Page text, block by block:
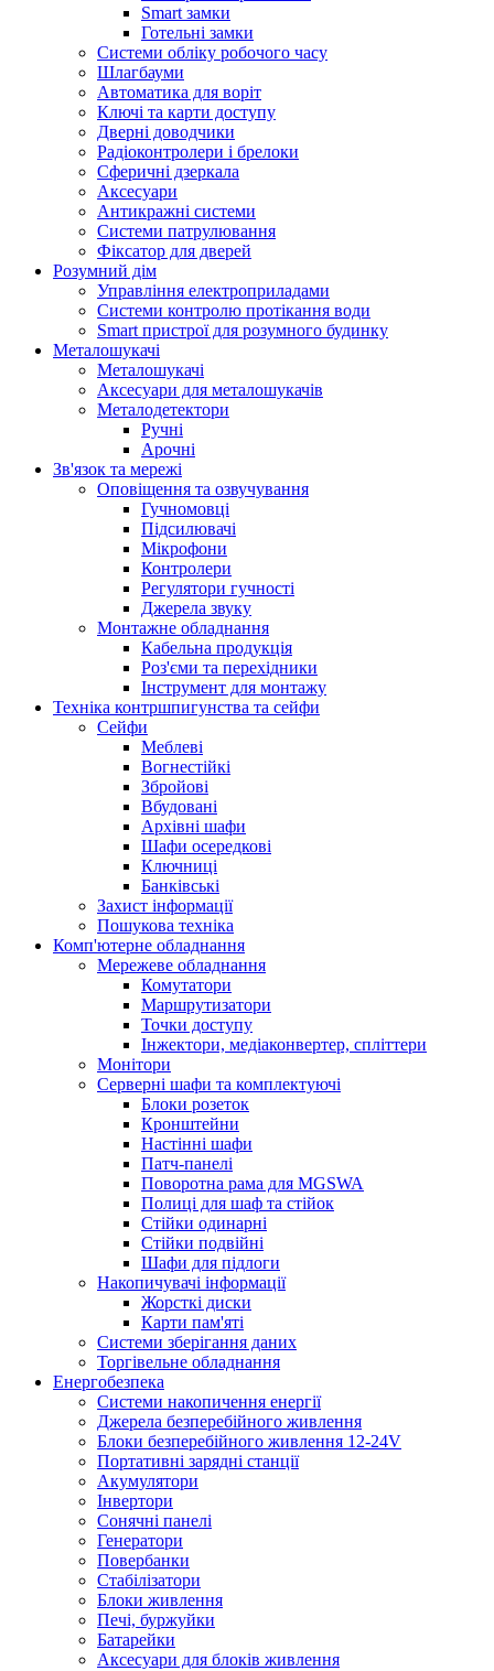
Smart замки
Готельні замки
Системи обліку робочого часу
Шлагбауми
Автоматика для воріт
Ключі та карти доступу
Дверні доводчики
Радіоконтролери і брелоки
Сферичні дзеркала
Аксесуари
Антикражні системи
Системи патрулювання
Фіксатор для дверей
Розумний дім
Управління електроприладами
Системи контролю протікання води
Smart пристрої для розумного будинку
Металошукачі
Металошукачі
Аксесуари для металошукачів
Металодетектори
Ручні
Арочні
Зв'язок та мережі
Оповіщення та озвучування
Гучномовці
Підсилювачі
Мікрофони
Контролери
Регулятори гучності
Джерела звуку
Монтажне обладнання
Кабельна продукція
Роз'єми та перехідники
Інструмент для монтажу
Техніка контршпигунства та сейфи
Сейфи
Меблеві
Вогнестійкі
Збройові
Вбудовані
Архівні шафи
Шафи осередкові
Ключниці
Банківські
Захист інформації
Пошукова техніка
Комп'ютерне обладнання
Мережеве обладнання
Комутатори
Маршрутизатори
Точки доступу
Інжектори, медіаконвертер, спліттери
Монітори
Серверні шафи та комплектуючі
Блоки розеток
Кронштейни
Настінні шафи
Патч-панелі
Поворотна рама для MGSWA
Полиці для шаф та стійок
Стійки одинарні
Стійки подвійні
Шафи для підлоги
Накопичувачі інформації
Жорсткі диски
Карти пам'яті
Системи зберігання даних
Торгівельне обладнання
Енергобезпека
Системи накопичення енергії
Джерела безперебійного живлення
Блоки безперебійного живлення 12-24V
Портативні зарядні станції
Акумулятори
Інвертори
Сонячні панелі
Генератори
Повербанки
Стабілізатори
Блоки живлення
Печі, буржуйки
Батарейки
Аксесуари для блоків живлення